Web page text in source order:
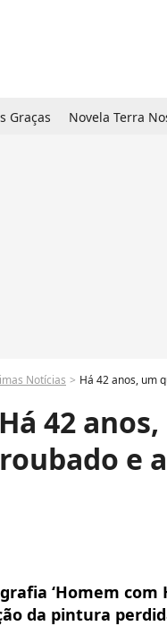
Graças Novela Terra
Notícias Há 42 anos, um
Há 42
roubado e
‘Homem com
da pintura